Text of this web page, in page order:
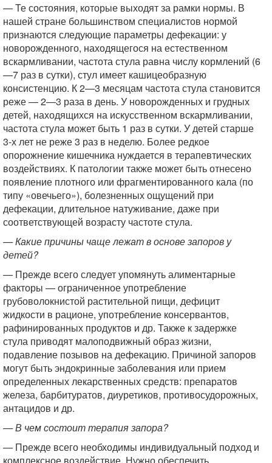
— Те состояния, которые выходят за рамки нормы. В
нашей стране большинством специалистов нормой
признаются следующие параметры дефекации: у
новорожденного, находящегося на естественном
вскармливании, частота стула равна числу кормлений (6
—7 раз в сутки), стул имеет кашицеобразную
консистенцию. К 2—3 месяцам частота стула становится
реже — 2—3 раза в день. У новорожденных и грудных
детей, находящихся на искусственном вскармливании,
частота стула может быть 1 раз в сутки. У детей старше
3-х лет не реже 3 раз в неделю. Более редкое
опорожнение кишечника нуждается в терапевтических
воздействиях. К патологии также может быть отнесено
появление плотного или фрагментированного кала (по
типу «овечьего»), болезненных ощущений при
дефекации, длительное натуживание, даже при
соответствующей возрасту частоте стула.
— Какие причины чаще лежат в основе запоров у
детей?
— Прежде всего следует упомянуть алиментарные
факторы — ограниченное употребление
грубоволокнистой растительной пищи, дефицит
жидкости в рационе, употребление консервантов,
рафинированных продуктов и др. Также к задержке
стула приводят малоподвижный образ жизни,
подавление позывов на дефекацию. Причиной запоров
могут быть эндокринные заболевания или прием
определенных лекарственных средств: препаратов
железа, барбитуратов, диуретиков, противосудорожных,
антацидов и др.
— В чем состоит терапия запора?
— Прежде всего необходимы индивидуальный подход и